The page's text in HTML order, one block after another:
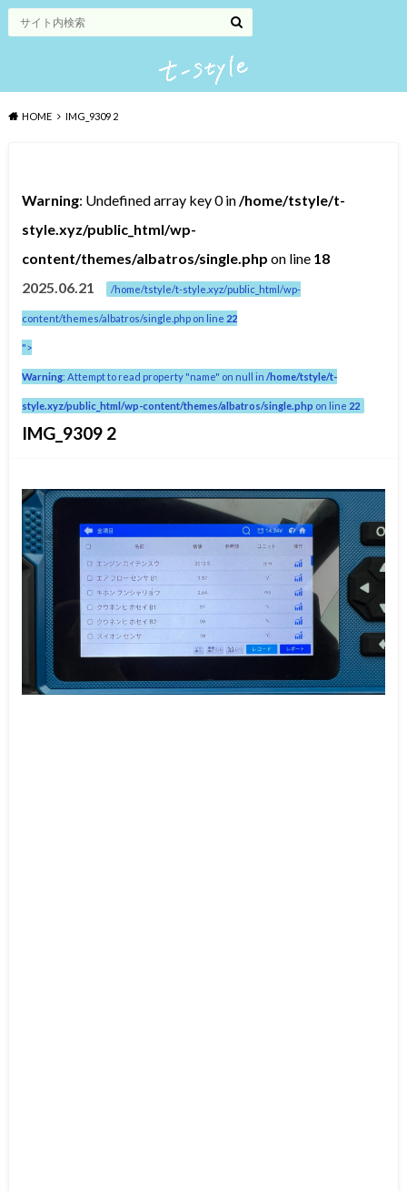
HOME IMG_9309 2
Warning: Undefined array key 0 in/home/tstyle/t-
style.xyz/public_html/wp-
content/themes/albatros/single.php on line 18
2025.06.21
/home/tstyle/t-style.xyz/public_html/wp-
content/themes/albatros/single.php on line 22
">
Warning: Attempt to read property "name" on null in/home/tstyle/t-
style.xyz/public_html/wp-content/themes/albatros/single.php on line 22
IMG_9309 2